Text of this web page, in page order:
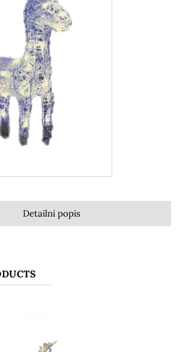
Detailní popis